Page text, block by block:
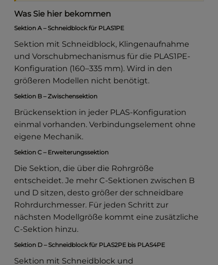
Was Sie hier bekommen
Sektion A – Schneidblock für PLAS1PE
Sektion mit Schneidblock, Klingenaufnahme
und Vorschubmechanismus für die PLAS1PE-
Konfiguration (160–335 mm). Wird in den
größeren Modellen nicht benötigt.
Sektion B – Zwischensektion
Brückensektion in jeder PLAS-Konfiguration
einmal vorhanden. Verbindungselement ohne
eigene Mechanik.
Sektion C – Erweiterungssektion
Die Sektion, die über die Rohrgröße
entscheidet. Je mehr C-Sektionen zwischen B
und D sitzen, desto größer der schneidbare
Rohrdurchmesser. Für jeden Schritt zur
nächsten Modellgröße kommt eine zusätzliche
C-Sektion hinzu.
Sektion D – Schneidblock für PLAS2PE bis PLAS4PE
Sektion mit Schneidblock und